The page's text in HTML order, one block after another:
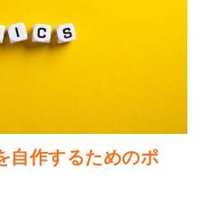
自作するためのポ